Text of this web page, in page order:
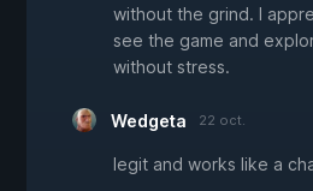
without the grind. I
see the game and
without stress.
Wedgeta 22 oct.
legit and works like a